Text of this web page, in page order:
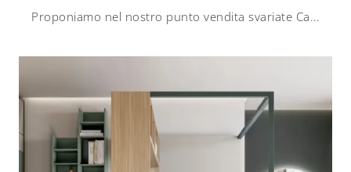
Proponiamo nel nostro punto vendita svariate Camerette su misura moderne per ragazzi del brand, ideali per seguirli durante il loro sviluppo.